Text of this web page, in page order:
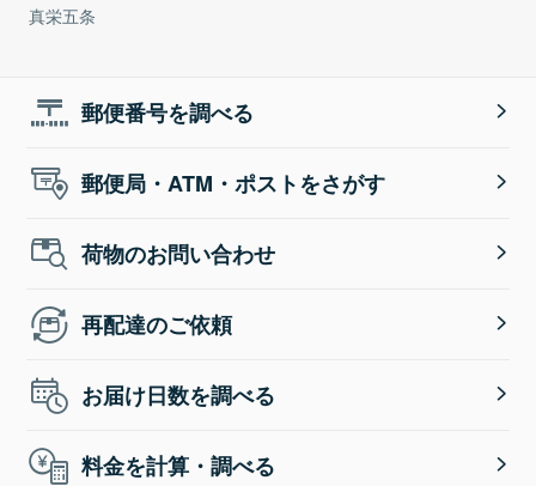
真栄五条
郵便番号を調べる
郵便局・ATM・ポストをさがす
荷物のお問い合わせ
再配達のご依頼
お届け日数を調べる
料金を計算・調べる